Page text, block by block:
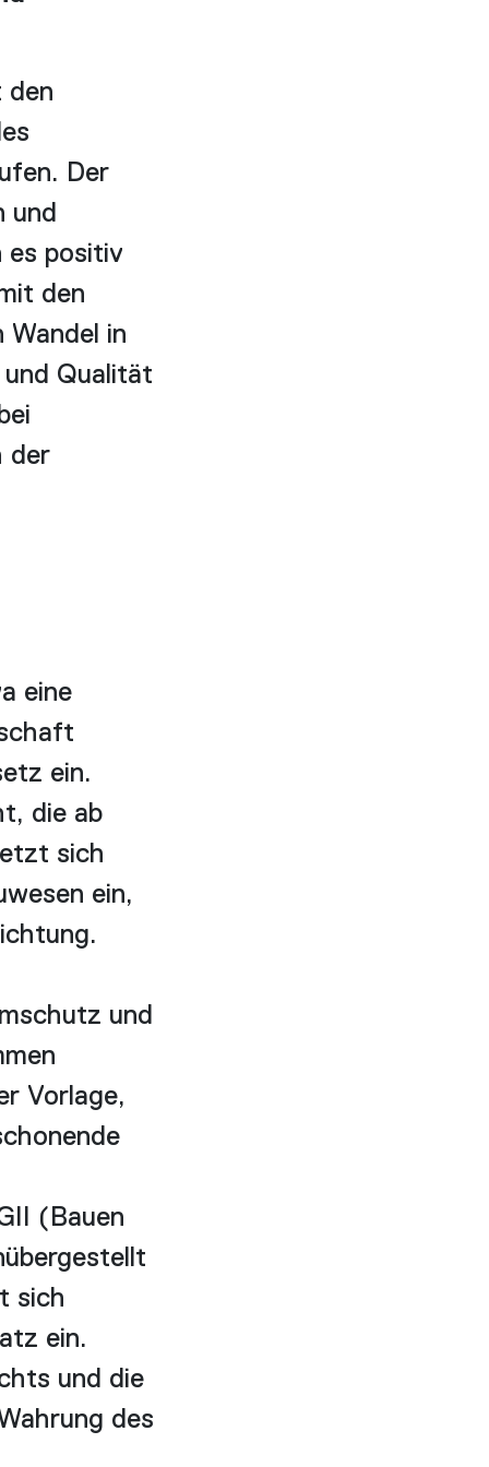
den
Der
und
es positiv
den
Wandel in
Qualität
der
eine
ein.
die ab
sich
ein,
und
Vorlage,
(Bauen
sich
ein.
und die
des